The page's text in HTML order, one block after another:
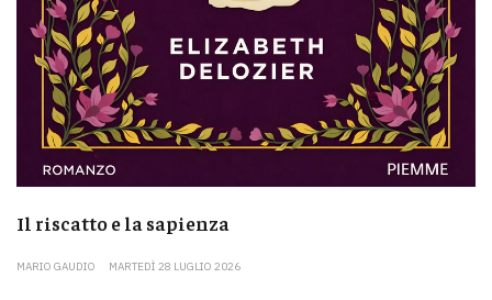
Il riscatto e la sapienza
MARIO GAUDIO MARTEDÌ 28 LUGLIO 2026